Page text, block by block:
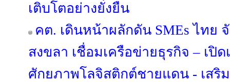
เติบโตอย่างยั่งยืน
คต. เดินหน้าผลักดัน SMEs ไทย
สงขลา เชื่อมเครือข่ายธุรกิจ – เปิ
ศักยภาพโลจิสติกต์ชายแดน - เสริ